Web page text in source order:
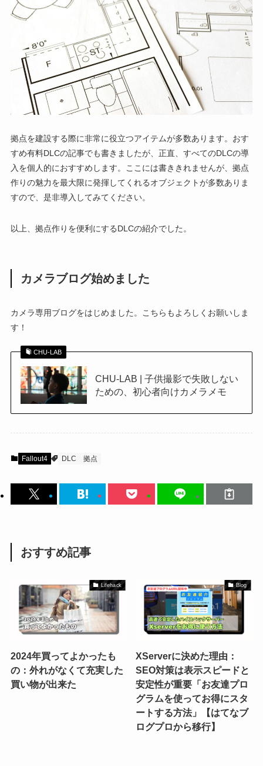
拠点を建設する際に非常に役立つアイテムが多数あります。おす
すめ有料DLCの記事でも書きましたが、正直、すべてのDLCの導
入を個人的におすすめします。ここには書ききれませんが、拠点
作りの魅力を最大限に発揮してくれるオブジェクトが多数ありま
すので、是非導入してみてください。
以上、拠点作りを便利にするDLCの紹介でした。
カメラブログ始めました
カメラ専用ブログをはじめました。こちらもよろしくお願いしま
す！
CHU-LAB
CHU-LAB | 子供撮影で失敗しない
ための、初心者向けカメラメモ
Fallout4 DLC 拠点
おすすめ記事
Lifehack
2024年買ってよかったも
の：外れがなくて充実した
買い物が出来た
Blog
XServerに決めた理由：
SEO対策は表示スピードと
安定性が重要「お友達プロ
グラムを使ってお得にスタ
ートする方法」【はてなブ
ログプロから移行】